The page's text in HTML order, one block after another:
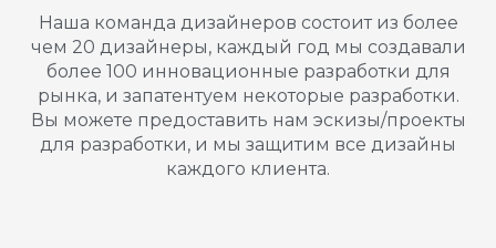
Наша команда дизайнеров состоит из более
чем 20 дизайнеры, каждый год мы создавали
более 100 инновационные разработки для
рынка, и запатентуем некоторые разработки.
Вы можете предоставить нам эскизы/проекты
для разработки, и мы защитим все дизайны
каждого клиента.